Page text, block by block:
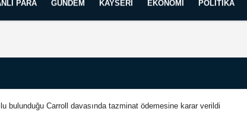
PARA GÜNDEM KAYSERI EKONOMI POLITIKA
bulunduğu Carroll davasında tazminat ödemesine karar verildi